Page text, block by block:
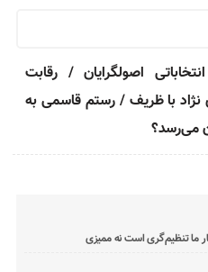
اصولگرایان / رقابت
با ظریف / رستم قاسمی به
می‌رسد؟
ما تنظیم‌گری است نه ممیزی